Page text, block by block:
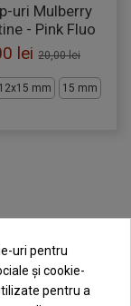
uri Mulberry
- Pink Fluo
lei20,00 lei
12x15 mm 15 mm
uri pentru
și cookie-
pentru a